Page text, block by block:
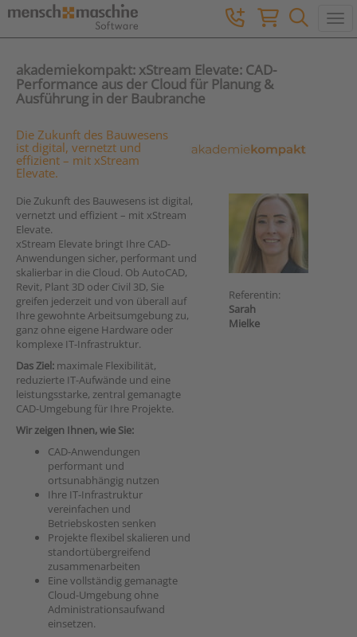
akademiekompakt: xStream Elevate: CAD-
Performance aus der Cloud für Planung &
Ausführung in der Baubranche
Die Zukunft des Bauwesens
ist digital, vernetzt und
effizient – mit xStream
Elevate.
Die Zukunft des Bauwesens ist digital,
vernetzt und effizient – mit xStream
Elevate.
xStream Elevate bringt Ihre CAD-
Anwendungen sicher, performant und
skalierbar in die Cloud. Ob AutoCAD,
Revit, Plant 3D oder Civil 3D, Sie
greifen jederzeit und von überall auf
Ihre gewohnte Arbeitsumgebung zu,
ganz ohne eigene Hardware oder
komplexe IT-Infrastruktur.
Das Ziel: maximale Flexibilität,
reduzierte IT-Aufwände und eine
leistungsstarke, zentral gemanagte
CAD-Umgebung für Ihre Projekte.
Wir zeigen Ihnen, wie Sie:
CAD-Anwendungen
performant und
ortsunabhängig nutzen
Ihre IT-Infrastruktur
vereinfachen und
Betriebskosten senken
Projekte flexibel skalieren und
standortübergreifend
zusammenarbeiten
Eine vollständig gemanagte
Cloud-Umgebung ohne
Administrationsaufwand
einsetzen.
Referentin:
Sarah
Mielke